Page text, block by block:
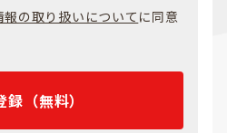
報の取り扱いについて に同意
録（無料）